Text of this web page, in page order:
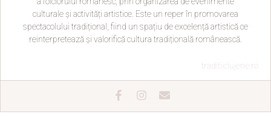
culturale și activități artistice. Este un reper în promovarea
spectacolului tradițional, fiind un spațiu de excelență artistică ce
reinterpretează și valorifică cultura tradițională românească.
traditiiclujene.ro